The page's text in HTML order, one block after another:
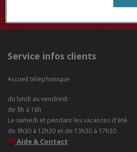
Service infos clients
Accueil téléphonique
du lundi au vendredi :
de 8h à 18h
Le samedi et pendant les vacances d'été
de 9h30 à 12h30 et de 13h30 à 17h30
Aide & Contact